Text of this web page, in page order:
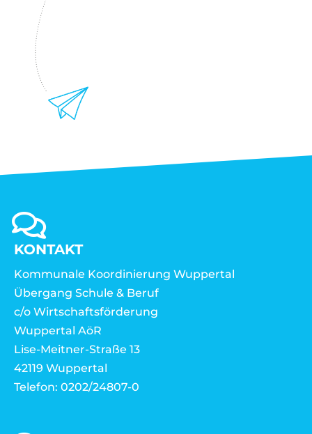
KONTAKT
Kommunale Koordinierung Wuppertal
Übergang Schule & Beruf
c/o Wirtschaftsförderung
Wuppertal AöR
Lise-Meitner-Straße 13
42119 Wuppertal
Telefon: 0202/24807-0